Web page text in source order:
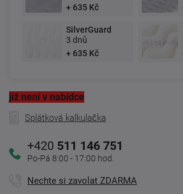
+ 635 Kč
SilverGuard
3 dnů
+ 635 Kč
již není v nabídce
Splátková kalkulačka
+420 511 146 751
Po-Pá 8:00 - 17:00 hod.
Nechte si zavolat ZDARMA